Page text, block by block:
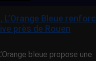
L’Orange Bleue
près de Rouen
bleue propose une